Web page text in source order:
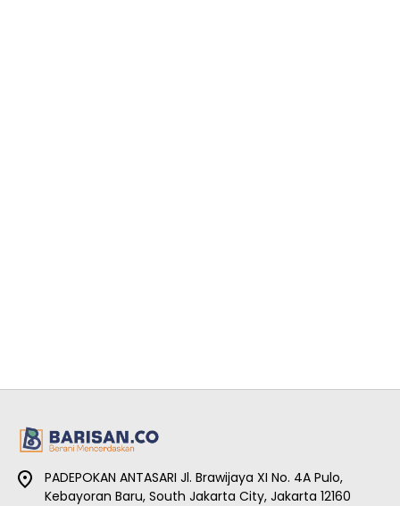
PADEPOKAN ANTASARI Jl. Brawijaya XI No. 4A Pulo,
Kebayoran Baru, South Jakarta City, Jakarta 12160